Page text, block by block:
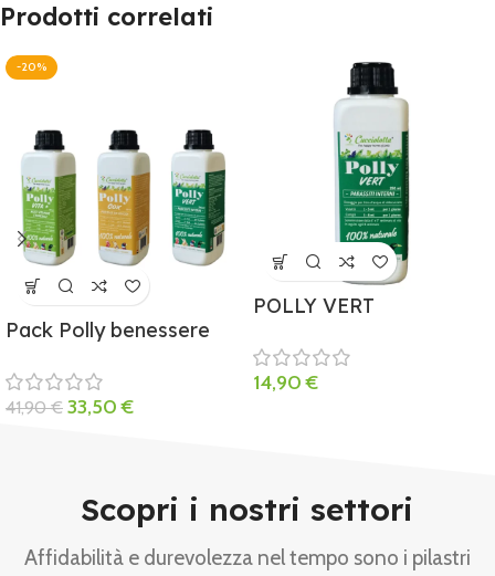
Prodotti correlati
-20%
Pack Polly benessere
41,90€ 33,50€
POLLY VERT
14,90€
Scopri i nostri settori
Affidabilità e durevolezza nel tempo sono i pilastri